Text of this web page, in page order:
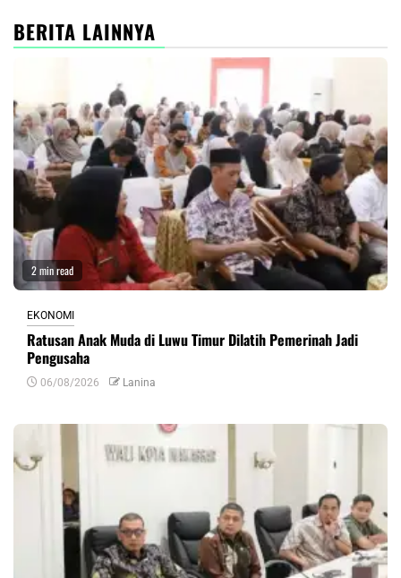
BERITA LAINNYA
2 min read
EKONOMI
Ratusan Anak Muda di Luwu Timur Dilatih Pemerinah Jadi
Pengusaha
06/08/2026 Lanina